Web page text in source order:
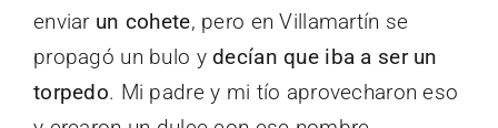
enviar un cohete, pero en Villamartín se
propagó un bulo y decían que iba a ser un
torpedo. Mi padre y mi tío aprovecharon eso